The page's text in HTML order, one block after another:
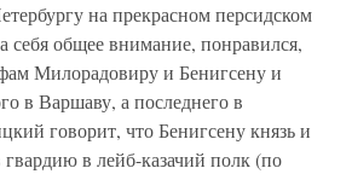
на прекрасном персидском
себя общее внимание, понравился,
Милорадовиру и Бенигсену и
в Варшаву, а последнего в
говорит, что Бенигсену князь и
гвардию в лейб-казачий полк (по